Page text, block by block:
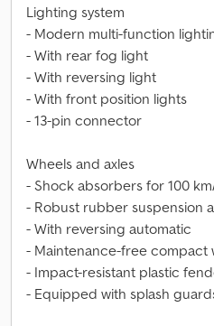
Lighting system
- Modern multi-function
- With rear fog light
- With reversing light
- With front position lights
- 13-pin connector
Wheels and axles
- Shock absorbers for 100
- Robust rubber suspension
- With reversing automatic
- Maintenance-free compact
- Impact-resistant plastic
- Equipped with splash